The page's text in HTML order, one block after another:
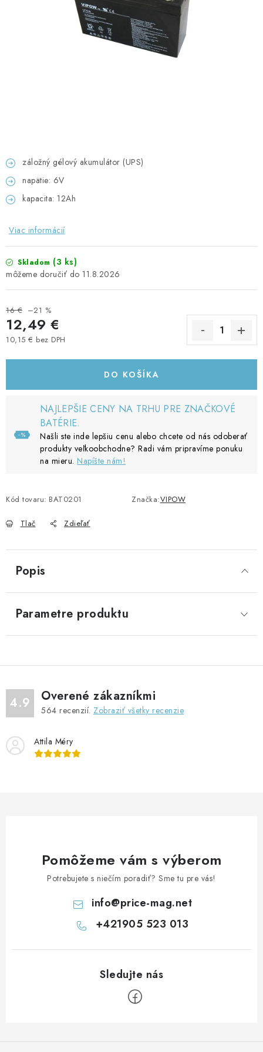
KÁBLE A KONEKTORY
KONTAKTY
záložný gélový akumulátor (UPS)
napätie: 6V
kapacita: 12Ah
Viac informácií
Skladom (3 ks)
11.8.2026
16 € –21 %
12,49 €
10,15 € bez DPH
DO KOŠÍKA
NAJLEPŠIE CENY NA TRHU PRE ZNAČKOVÉ
BATÉRIE.
Našli ste inde lepšiu cenu alebo chcete od nás odoberať
produkty veľkoobchodne? Radi vám pripravíme ponuku
na mieru. Napíšte nám!
Kód tovaru: BAT0201 Značka:VIPOW
Tlač Zdieľať
Popis
Parametre produktu
4.9 Overené zákazníkmi
564 recenzií. Zobraziť všetky recenzie
Attila Méry
Pomôžeme vám s výberom
Potrebujete s niečím poradiť? Sme tu pre vás!
info@price-mag.net
+421905 523 013